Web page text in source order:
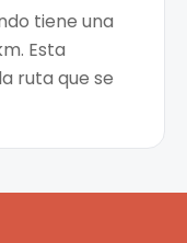
tiene una
Esta
ruta que se